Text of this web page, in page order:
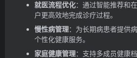
就医流程优化：通过智能推荐和
户更高效地完成诊疗过程。
慢性病管理：为长期病患者提供
个性化健康服务。
家庭健康管理：支持多成员健康